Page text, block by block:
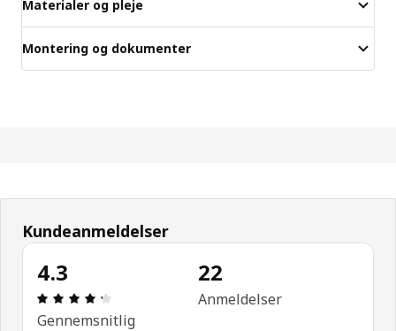
Materialer og pleje
Montering og dokumenter
Kundeanmeldelser
4.3
Anmeldelse: 4.3 Ud af 5 Stjerner. Anmeldelser i
Gennemsnitlig
22
Anmeldelser